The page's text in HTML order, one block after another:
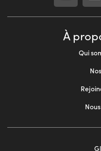
À
Qui